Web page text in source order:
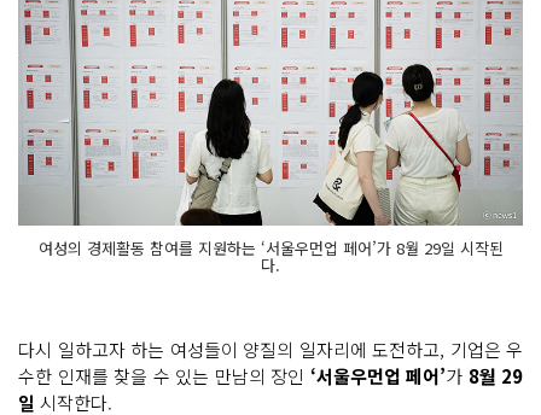
하
기
하
기
여성의 경제활동 참여를 지원하는 ‘서울우먼업 페어’가 8월 29일 시작된
다.
다시 일하고자 하는 여성들이 양질의 일자리에 도전하고, 기업은 우
수한 인재를 찾을 수 있는 만남의 장인 ‘서울우먼업 페어’가 8월 29
일 시작한다.